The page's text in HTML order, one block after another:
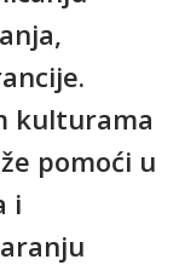
kulturama
pomoći u
i